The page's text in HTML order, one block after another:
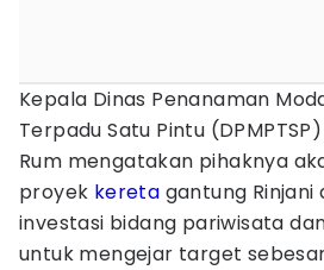
Kepala Dinas Penanaman
Terpadu Satu Pintu
Rum mengatakan pihaknya
proyek kereta gantung Rinjani
investasi bidang pariwisata
untuk mengejar target